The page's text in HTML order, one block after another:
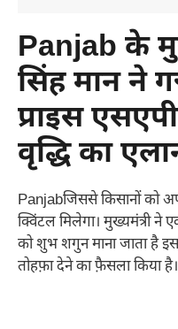
Panjab के
सिंह मान ने
प्राइस
वृद्धि का
Panjabजिससे किसानों को
क्विंटल मिलेगा। मुख्यमंत्री
को शुभ शगुन माना जाता है
तोहफ़ा देने का फ़ैसला किया है।